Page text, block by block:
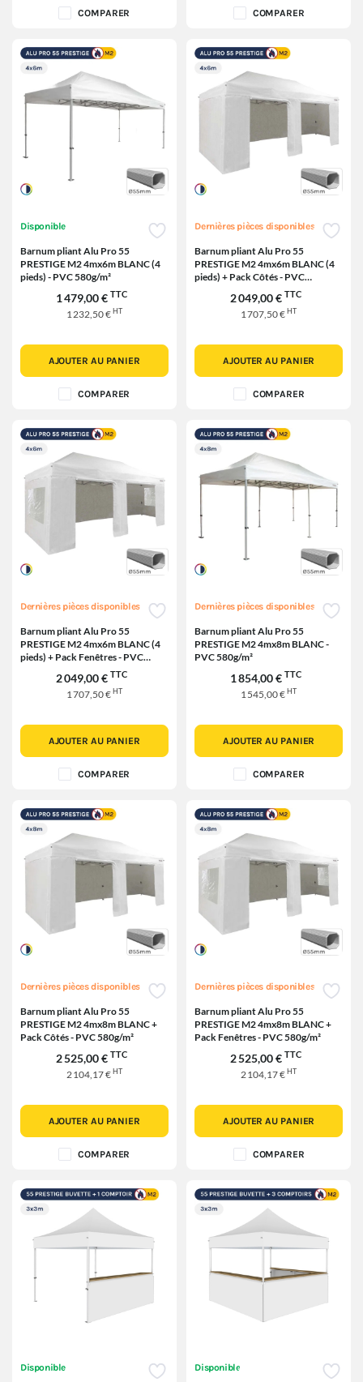
COMPARER COMPARER
Disponible
Barnum pliant Alu Pro 55
PRESTIGE M2 4mx6m BLANC (4
pieds) - PVC 580g/m²
1 479,00 € TTC
1 232,50 €HT
AJOUTER AU PANIER
COMPARER
Dernières pièces disponibles
Barnum pliant Alu Pro 55
PRESTIGE M2 4mx6m BLANC (4
pieds) + Pack Côtés - PVC
2 049,00 € TTC
1 707,50 €HT
AJOUTER AU PANIER
COMPARER
Dernières pièces disponibles
Barnum pliant Alu Pro 55
PRESTIGE M2 4mx6m BLANC (4
pieds) + Pack Fenêtres - PVC
2 049,00 € TTC
1 707,50 €HT
AJOUTER AU PANIER
COMPARER
Dernières pièces disponibles
Barnum pliant Alu Pro 55
PRESTIGE M2 4mx8m BLANC -
PVC 580g/m²
1 854,00 € TTC
1 545,00 €HT
AJOUTER AU PANIER
COMPARER
Dernières pièces disponibles
Barnum pliant Alu Pro 55
PRESTIGE M2 4mx8m BLANC +
Pack Côtés - PVC 580g/m²
2 525,00 € TTC
2 104,17 €HT
AJOUTER AU PANIER
COMPARER
Dernières pièces disponibles
Barnum pliant Alu Pro 55
PRESTIGE M2 4mx8m BLANC +
Pack Fenêtres - PVC 580g/m²
2 525,00 € TTC
2 104,17 €HT
AJOUTER AU PANIER
COMPARER
Disponible Disponible